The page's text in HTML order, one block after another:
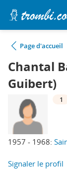
Page d'accueil
Chantal
Guibert)
1957 - 1968:
1
Signaler le profil